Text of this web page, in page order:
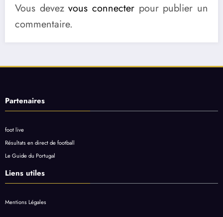
Vous devezvous connecter pour publier un
commentaire.
Partenaires
foot live
Résultats en direct de football
Le Guide du Portugal
Liens utiles
Mentions Légales